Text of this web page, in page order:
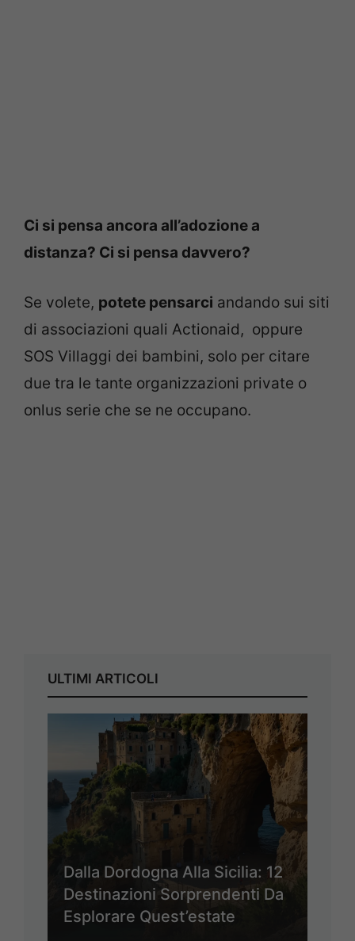
Ci si pensa ancora all’adozione a
distanza? Ci si pensa davvero?
Se volete, potete pensarci andando sui siti
di associazioni quali Actionaid, oppure
SOS Villaggi dei bambini, solo per citare
due tra le tante organizzazioni private o
onlus serie che se ne occupano.
ULTIMI ARTICOLI
Dalla Dordogna Alla Sicilia: 12
Destinazioni Sorprendenti Da
Esplorare Quest’estate